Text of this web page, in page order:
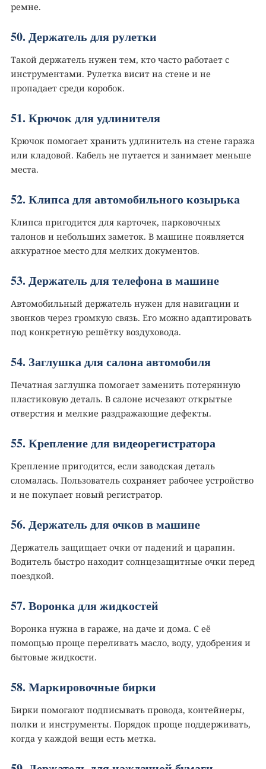
ремне.
50. Держатель для рулетки
Такой держатель нужен тем, кто часто работает с
инструментами. Рулетка висит на стене и не
пропадает среди коробок.
51. Крючок для удлинителя
Крючок помогает хранить удлинитель на стене гаража
или кладовой. Кабель не путается и занимает меньше
места.
52. Клипса для автомобильного козырька
Клипса пригодится для карточек, парковочных
талонов и небольших заметок. В машине появляется
аккуратное место для мелких документов.
53. Держатель для телефона в машине
Автомобильный держатель нужен для навигации и
звонков через громкую связь. Его можно адаптировать
под конкретную решётку воздуховода.
54. Заглушка для салона автомобиля
Печатная заглушка помогает заменить потерянную
пластиковую деталь. В салоне исчезают открытые
отверстия и мелкие раздражающие дефекты.
55. Крепление для видеорегистратора
Крепление пригодится, если заводская деталь
сломалась. Пользователь сохраняет рабочее устройство
и не покупает новый регистратор.
56. Держатель для очков в машине️
Держатель защищает очки от падений и царапин.
Водитель быстро находит солнцезащитные очки перед
поездкой.
57. Воронка для жидкостей
Воронка нужна в гараже, на даче и дома. С её
помощью проще переливать масло, воду, удобрения и
бытовые жидкости.
58. Маркировочные бирки️
Бирки помогают подписывать провода, контейнеры,
полки и инструменты. Порядок проще поддерживать,
когда у каждой вещи есть метка.